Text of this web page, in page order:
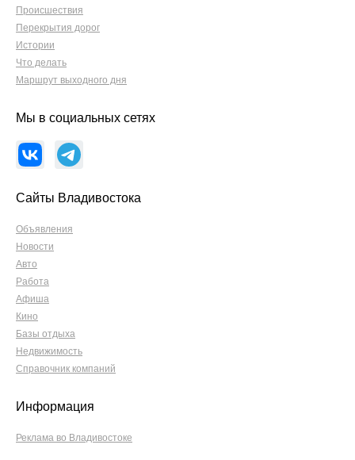
Происшествия
Перекрытия дорог
Истории
Что делать
Маршрут выходного дня
Мы в социальных сетях
Сайты Владивостока
Объявления
Новости
Авто
Работа
Афиша
Кино
Базы отдыха
Недвижимость
Справочник компаний
Информация
Реклама во Владивостоке